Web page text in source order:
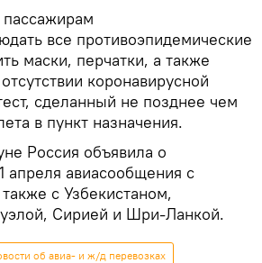
все противоэпидемические
маски, перчатки, а также
коронавирусной
сделанный не позднее чем
в пункт назначения.
Россия объявила о
апреля авиасообщения с
с Узбекистаном,
Сирией и Шри-Ланкой.
об авиа- и ж/д перевозках